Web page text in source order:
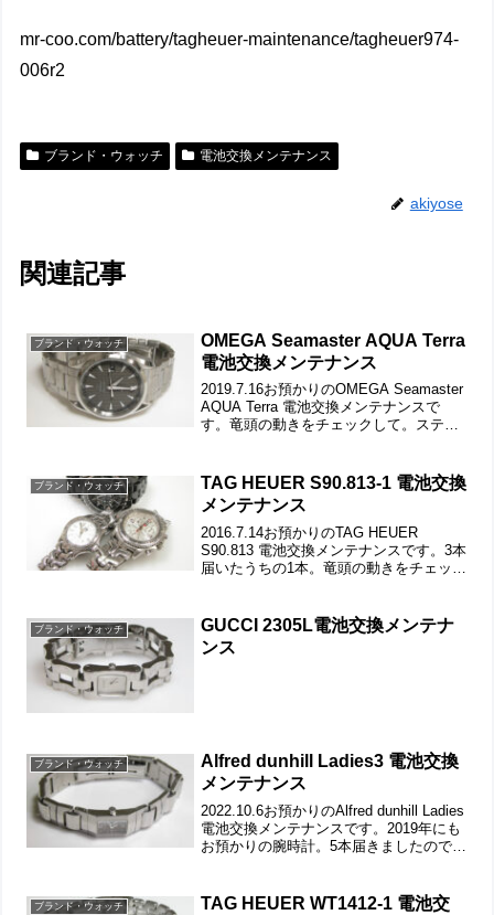
mr-coo.com/battery/tagheuer-maintenance/tagheuer974-
006r2
ブランド・ウォッチ 電池交換メンテナンス
akiyose
関連記事
ブランド・ウォッチ
OMEGA Seamaster AQUA Terra
電池交換メンテナンス
2019.7.16お預かりのOMEGA Seamaster
AQUA Terra 電池交換メンテナンスで
す。竜頭の動きをチェックして。ステン
して注油しておきましょう。裏...
ブランド・ウォッチ
TAG HEUER S90.813-1 電池交換
メンテナンス
2016.7.14お預かりのTAG HEUER
S90.813 電池交換メンテナンスです。3本
届いたうちの1本。竜頭の動きをチェック
ます。ベルトごと洗浄でバックルの汚
れ...
ブランド・ウォッチ
GUCCI 2305L電池交換メンテナ
ンス
ブランド・ウォッチ
Alfred dunhill Ladies3 電池交換
メンテナンス
2022.10.6お預かりのAlfred dunhill Ladies
電池交換メンテナンスです。2019年にも
お預かりの腕時計。5本届きましたので一
開きバックル。裏蓋...
ブランド・ウォッチ
TAG HEUER WT1412-1 電池交